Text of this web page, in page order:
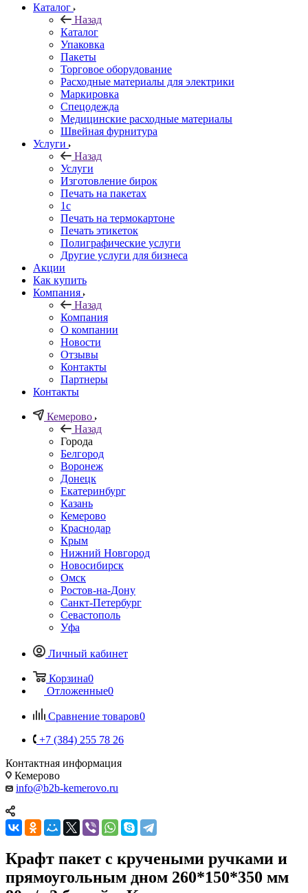
Каталог
Назад
Каталог
Упаковка
Пакеты
Торговое оборудование
Расходные материалы для электрики
Маркировка
Спецодежда
Медицинские расходные материалы
Швейная фурнитура
Услуги
Назад
Услуги
Изготовление бирок
Печать на пакетах
1c
Печать на термокартоне
Печать этикеток
Полиграфические услуги
Другие услуги для бизнеса
Акции
Как купить
Компания
Назад
Компания
О компании
Новости
Отзывы
Контакты
Партнеры
Контакты
Кемерово
Назад
Города
Белгород
Воронеж
Донецк
Екатеринбург
Казань
Кемерово
Краснодар
Крым
Нижний Новгород
Новосибирск
Омск
Ростов-на-Дону
Санкт-Петербург
Севастополь
Уфа
Личный кабинет
Корзина0
Отложенные0
Сравнение товаров0
+7 (384) 255 78 26
Контактная информация
Кемерово
info@b2b-kemerovo.ru
Крафт пакет с кручеными ручками и
прямоугольным дном 260*150*350 мм